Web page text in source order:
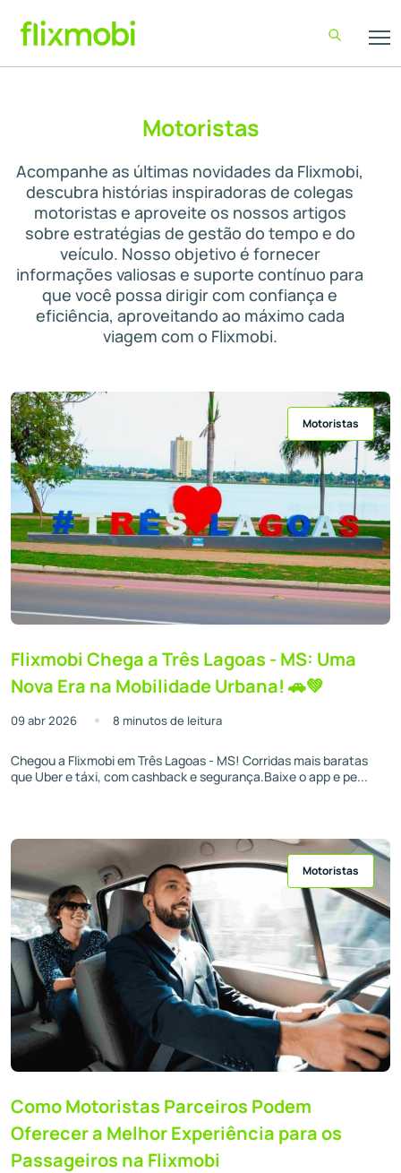
Motoristas
Acompanhe as últimas novidades da Flixmobi,
descubra histórias inspiradoras de colegas
motoristas e aproveite os nossos artigos
sobre estratégias de gestão do tempo e do
veículo. Nosso objetivo é fornecer
informações valiosas e suporte contínuo para
que você possa dirigir com confiança e
eficiência, aproveitando ao máximo cada
viagem com o Flixmobi.
Motoristas
Flixmobi Chega a Três Lagoas - MS: Uma
Nova Era na Mobilidade Urbana! 🚗💚
09 abr 2026 8 minutos de leitura
Chegou a Flixmobi em Três Lagoas - MS! Corridas mais baratas
que Uber e táxi, com cashback e segurança.Baixe o app e pe...
Motoristas
Como Motoristas Parceiros Podem
Oferecer a Melhor Experiência para os
Passageiros na Flixmobi